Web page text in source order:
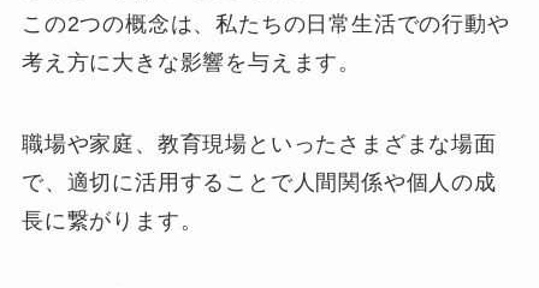
この2つの概念は、私たちの日常生活での行動や
考え方に大きな影響を与えます。
職場や家庭、教育現場といったさまざまな場面
で、適切に活用することで人間関係や個人の成
長に繋がります。